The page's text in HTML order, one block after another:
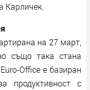
Карличек.
на 27 март,
също така стана
Office е базиран
продуктивност с